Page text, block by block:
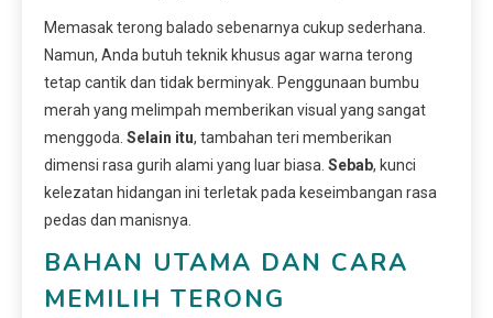
Memasak terong balado sebenarnya cukup sederhana.
Namun, Anda butuh teknik khusus agar warna terong
tetap cantik dan tidak berminyak. Penggunaan bumbu
merah yang melimpah memberikan visual yang sangat
menggoda. Selain itu, tambahan teri memberikan
dimensi rasa gurih alami yang luar biasa. Sebab, kunci
kelezatan hidangan ini terletak pada keseimbangan rasa
pedas dan manisnya.
BAHAN UTAMA DAN CARA
MEMILIH TERONG